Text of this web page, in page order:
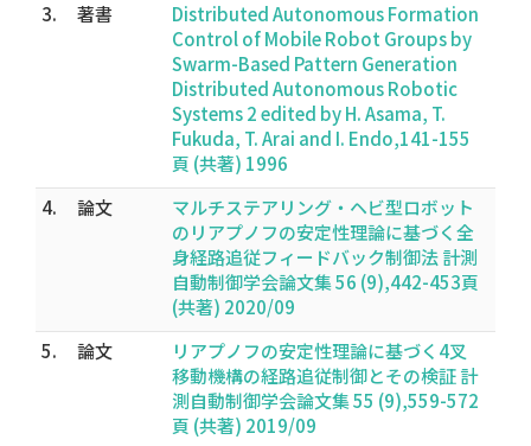
3.
著書
Distributed Autonomous Formation
Control of Mobile Robot Groups by
Swarm-Based Pattern Generation
Distributed Autonomous Robotic
Systems 2 edited by H. Asama, T.
Fukuda, T. Arai and I. Endo,141-155
頁 (共著) 1996
4.
論文
マルチステアリング・ヘビ型ロボット
のリアプノフの安定性理論に基づく全
身経路追従フィードバック制御法 計測
自動制御学会論文集 56 (9),442-453頁
(共著) 2020/09
5.
論文
リアプノフの安定性理論に基づく4叉
移動機構の経路追従制御とその検証 計
測自動制御学会論文集 55 (9),559-572
頁 (共著) 2019/09